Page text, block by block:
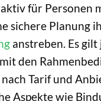
für Personen
sichere Planung
anstreben. Es gilt
den
nach Tarif und
Aspekte wie